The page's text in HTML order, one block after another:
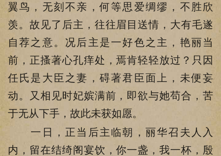
翼鸟，无刻不亲，何等思爱绸缪，不胜欣
羡。故见了后主，往往眉目送情，大有毛遂
自荐之意。况后主是一好色之主，艳丽当
前，正搔著心孔痒处，焉肯轻轻放过？只因
任氏是大臣之妻，碍著君臣面上，未便妄
动。又相见时妃嫔满前，即欲与她苟合，苦
于无从下手，故此未获如愿。
一日，正当后主临朝，丽华召夫人入
内，留在结绮阁宴饮，你一盏，我一杯，殷